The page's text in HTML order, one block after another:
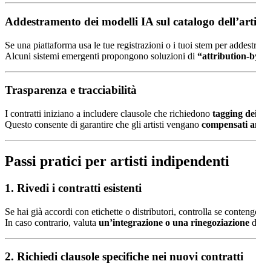
Addestramento dei modelli IA sul catalogo
Se una piattaforma usa le tue registrazioni o i tuoi stem per
Alcuni sistemi emergenti propongono soluzioni di “attribution-
Trasparenza e tracciabilità
I contratti iniziano a includere clausole che richiedono tagging
Questo consente di garantire che gli artisti vengano compensati
Passi pratici per artisti indipendenti
1. Rivedi i contratti esistenti
Se hai già accordi con etichette o distributori, controlla se
In caso contrario, valuta un’integrazione o una rinegoziazione
2. Richiedi clausole specifiche nei nuovi contratti